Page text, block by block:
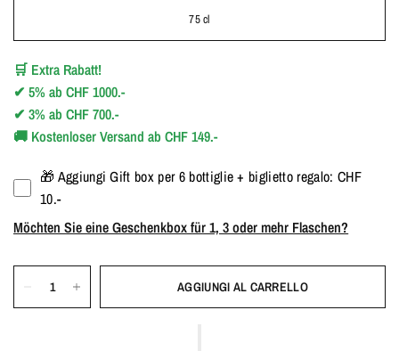
75 cl
🛒 Extra Rabatt!
✔5% abCHF 1000.-
✔3% abCHF 700.-
🚚 Kostenloser Versand ab CHF 149.-
🎁 Aggiungi Gift box per 6 bottiglie + biglietto regalo: CHF
10.-
Möchten Sie eine Geschenkbox für 1, 3 oder mehr Flaschen?
AGGIUNGI AL CARRELLO